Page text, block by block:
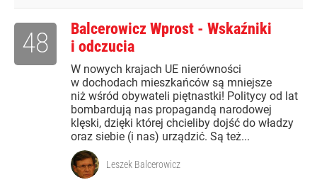
Balcerowicz Wprost - Wskaźniki
i odczucia
W nowych krajach UE nierówności
w dochodach mieszkańców są mniejsze
niż wśród obywateli piętnastki! Politycy od lat
bombardują nas propagandą narodowej
klęski, dzięki której chcieliby dojść do władzy
oraz siebie (i nas) urządzić. Są też...
48
Leszek Balcerowicz